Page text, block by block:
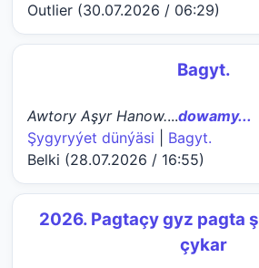
Outlier (30.07.2026 / 06:29)
Bagyt.
Awtory Aşyr Hanow....dowamy...
Şygyryýet dünýäsi
Bagyt.
Belki (28.07.2026 / 16:55)
2026. Pagtaçy gyz pagta
çykar